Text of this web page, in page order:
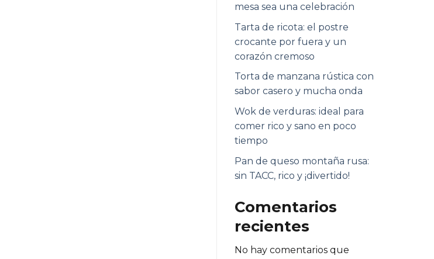
mesa sea una celebración
Tarta de ricota: el postre
crocante por fuera y un
corazón cremoso
Torta de manzana rústica con
sabor casero y mucha onda
Wok de verduras: ideal para
comer rico y sano en poco
tiempo
Pan de queso montaña rusa:
sin TACC, rico y ¡divertido!
Comentarios
recientes
No hay comentarios que